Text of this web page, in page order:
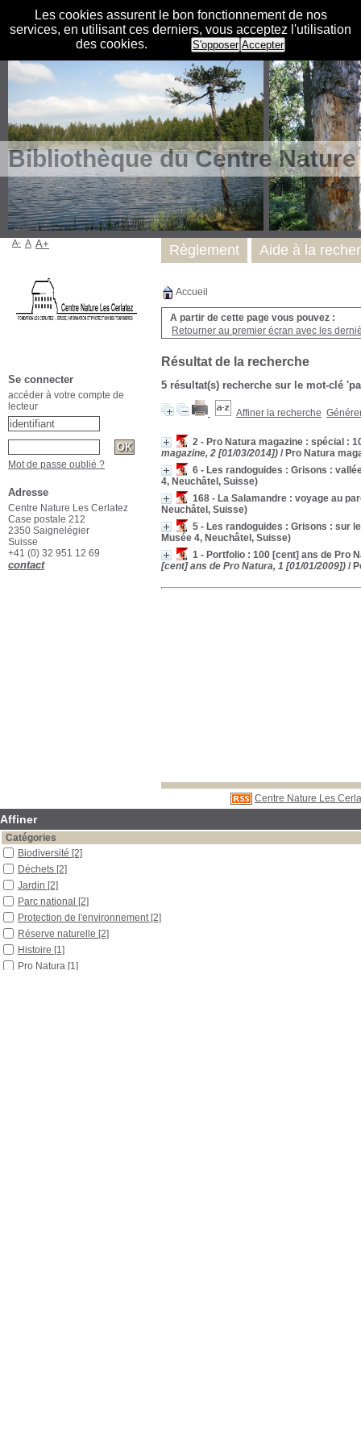
Les cookies assurent le bon fonctionnement de nos
services, en utilisant ces derniers, vous acceptez l'utilisation
des cookies.
S'opposer Accepter
Bibliothèque du Centre
Accueil
A partir de cette page vous pouvez :
Retourner au premier écran avec les
Résultat de la recherche
5 résultat(s) recherche sur le mot-clé
Affiner la recherche
2 - Pro Natura magazine : spécial :
magazine, 2 [01/03/2014]) / Pro Natura
6 - Les randoguides : Grisons :
4, Neuchâtel, Suisse)
168 - La Salamandre : voyage au
Neuchâtel, Suisse)
5 - Les randoguides : Grisons : sur
Musée 4, Neuchâtel, Suisse)
1 - Portfolio : 100 [cent] ans de Pro
[cent] ans de Pro Natura, 1 [01/01/2009]) /
Centre Nature Les
Règlement Aide à la
A- A A+
Se connecter
accéder à votre compte de
lecteur
Mot de passe oublié ?
Adresse
Centre Nature Les Cerlatez
Case postale 212
2350 Saignelégier
Suisse
+41 (0) 32 951 12 69
contact
Affiner
Catégories
Biodiversité [2]
Déchets [2]
Jardin [2]
Parc national [2]
Protection de l'environnement [2]
Réserve naturelle [2]
Histoire [1]
Pro Natura [1]